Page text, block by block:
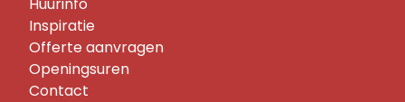
Inspiratie
Offerte aanvragen
Openingsuren
Contact